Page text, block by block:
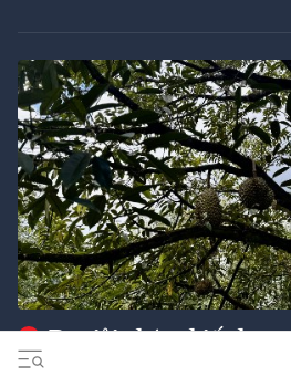
Ba giải pháp chiến lược
xuất khẩu 74 tỷ USD